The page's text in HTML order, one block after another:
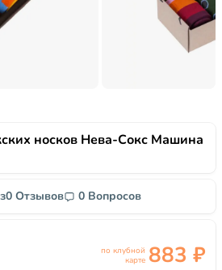
носков Нева-Сокс Машина
0 Отзывов 0 Вопросов
по клубной
карте 883 ₽